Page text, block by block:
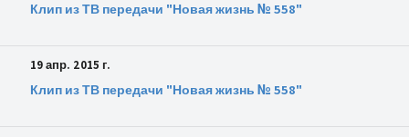
Клип из ТВ передачи "Новая жизнь № 558"
19 апр. 2015 г.
Клип из ТВ передачи "Новая жизнь № 558"